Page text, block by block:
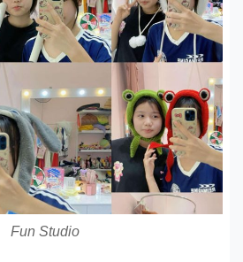
Fun Studio